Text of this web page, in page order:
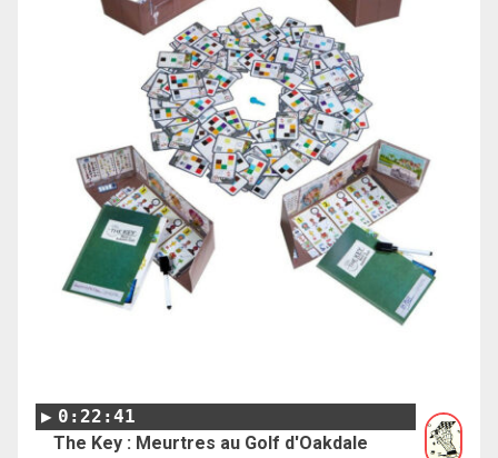
0:22:41
The Key : Meurtres au Golf d'Oakdale